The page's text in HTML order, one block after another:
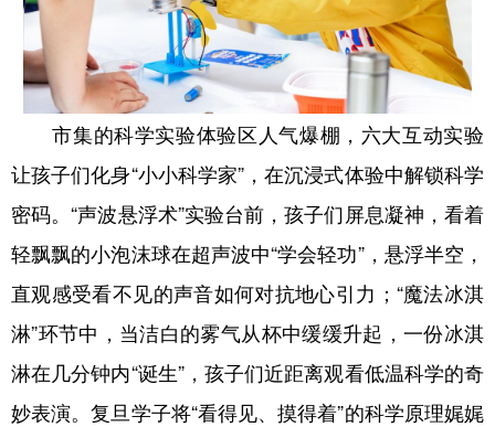
市集的科学实验体验区人气爆棚，六大互动实验
让孩子们化身“小小科学家”，在沉浸式体验中解锁科学
密码。“声波悬浮术”实验台前，孩子们屏息凝神，看着
轻飘飘的小泡沫球在超声波中“学会轻功”，悬浮半空，
直观感受看不见的声音如何对抗地心引力；“魔法冰淇
淋”环节中，当洁白的雾气从杯中缓缓升起，一份冰淇
淋在几分钟内“诞生”，孩子们近距离观看低温科学的奇
妙表演。复旦学子将“看得见、摸得着”的科学原理娓娓